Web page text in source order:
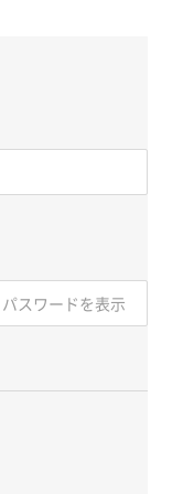
パスワードを表示